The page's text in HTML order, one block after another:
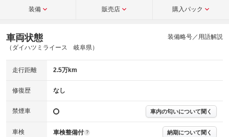
装備 販売店 購入パック
車両状態
（ダイハツミライース 岐阜県）
装備略号／用語解説
走行距離 2.5万km
修復歴 なし
禁煙車 車内の匂いについて聞く
車検 車検整備付 ? 納期について聞く